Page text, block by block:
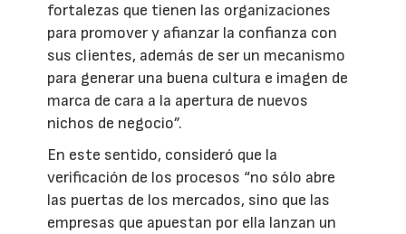
fortalezas que tienen las organizaciones
para promover y afianzar la confianza con
sus clientes, además de ser un mecanismo
para generar una buena cultura e imagen de
marca de cara a la apertura de nuevos
nichos de negocio”.
En este sentido, consideró que la
verificación de los procesos “no sólo abre
las puertas de los mercados, sino que las
empresas que apuestan por ella lanzan un